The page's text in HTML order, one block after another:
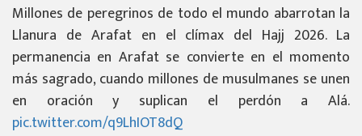
Millones de peregrinos de todo el mundo abarrotan la
Llanura de Arafat en el clímax del Hajj 2026. La
permanencia en Arafat se convierte en el momento
más sagrado, cuando millones de musulmanes se unen
en oración y suplican el perdón a Alá.
pic.twitter.com/q9LhIOT8dQ